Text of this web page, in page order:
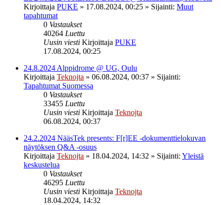
Kirjoittaja PUKE » 17.08.2024, 00:25 » Sijainti: Muut
tapahtumat
0 Vastaukset
40264 Luettu
Uusin viesti Kirjoittaja PUKE
17.08.2024, 00:25
24.8.2024 Alppidrome @ UG, Oulu
Kirjoittaja Teknojta » 06.08.2024, 00:37 » Sijainti:
Tapahtumat Suomessa
0 Vastaukset
33455 Luettu
Uusin viesti Kirjoittaja Teknojta
06.08.2024, 00:37
24.2.2024 NääsTek presents: F[r]EE -dokumenttielokuvan
näytöksen Q&A -osuus
Kirjoittaja Teknojta » 18.04.2024, 14:32 » Sijainti: Yleistä
keskustelua
0 Vastaukset
46295 Luettu
Uusin viesti Kirjoittaja Teknojta
18.04.2024, 14:32